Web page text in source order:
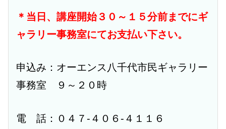
＊当日、講座開始３０～１５分前までにギ
ャラリー事務室にてお支払い下さい。
申込み：オーエンス八千代市民ギャラリー
事務室 ９～２０時
電 話：０４７-４０６-４１１６